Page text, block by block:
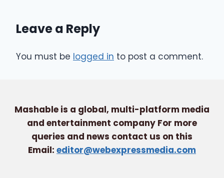
Leave a Reply
You must be logged in to post a comment.
Mashable is a global, multi-platform media
and entertainment company For more
queries and news contact us on this
Email: editor@webexpressmedia.com